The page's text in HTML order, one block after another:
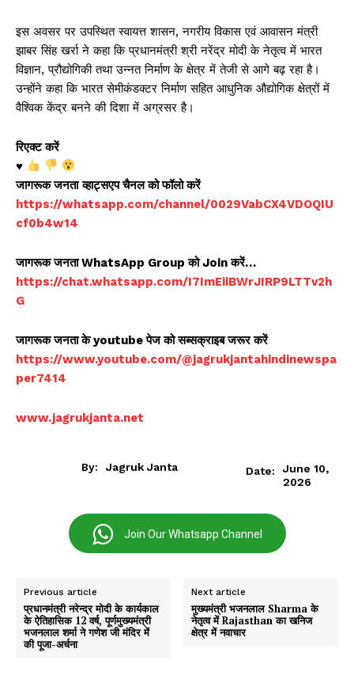
इस अवसर पर उपस्थित स्वायत्त शासन, नगरीय विकास एवं आवासन मंत्री
झाबर सिंह खर्रा ने कहा कि प्रधानमंत्री श्री नरेंद्र मोदी के नेतृत्व में भारत
विज्ञान, प्रौद्योगिकी तथा उन्नत निर्माण के क्षेत्र में तेजी से आगे बढ़ रहा है।
उन्होंने कहा कि भारत सेमीकंडक्टर निर्माण सहित आधुनिक औद्योगिक क्षेत्रों में
वैश्विक केंद्र बनने की दिशा में अग्रसर है।
रिएक्ट करें
♥️
जागरूक जनता व्हाट्सएप चैनल को फॉलो करें
https://whatsapp.com/channel/0029VabCX4VDOQIU
cf0b4w14
जागरूक जनता WhatsApp Group को Join करें…
https://chat.whatsapp.com/I7ImEiiBWrJIRP9LTTv2h
G
जागरूक जनता के youtube पेज को सब्सक्राइब जरूर करें
https://www.youtube.com/@jagrukjantahindinewspa
per7414
www.jagrukjanta.net
By: Jagruk Janta Date:
June 10,
2026
Join Our Whatsapp Channel
Previous article
प्रधानमंत्री नरेन्द्र मोदी के कार्यकाल
के ऐतिहासिक 12 वर्ष, पूर्णमुख्यमंत्री
भजनलाल शर्मा ने गणेश जी मंदिर में
की पूजा-अर्चना
Next article
मुख्यमंत्री भजनलाल Sharma के
नेतृत्व में Rajasthan का खनिज
क्षेत्र में नवाचार